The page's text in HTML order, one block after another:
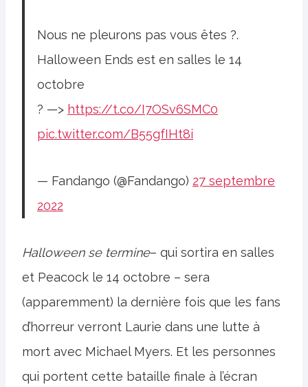
Nous ne pleurons pas vous êtes ?.
Halloween Ends est en salles le 14
octobre
? —> https://t.co/I7OSv6SMC0
pic.twitter.com/B55gfIHt8i
— Fandango (@Fandango) 27 septembre
2022
Halloween se termine– qui sortira en salles
et Peacock le 14 octobre – sera
(apparemment) la dernière fois que les fans
d’horreur verront Laurie dans une lutte à
mort avec Michael Myers. Et les personnes
qui portent cette bataille finale à l’écran